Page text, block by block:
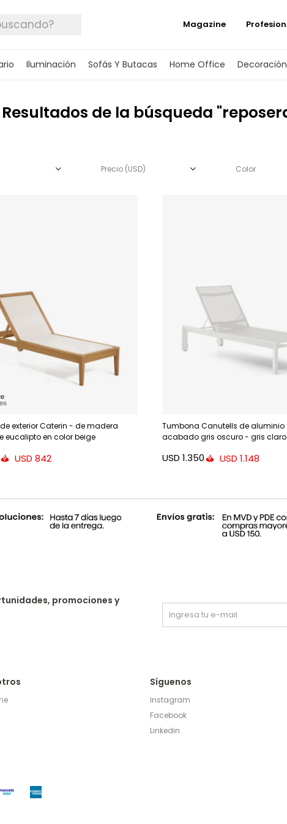
Iluminación Sofás Y Butacas Home Office Decoración
Magazine
Resultados de la búsqueda
exterior Caterin - de madera
eucalipto en color beige
USD 842
Tumbona Canutells de aluminio
acabado gris oscuro - gris claro
USD 1.350 USD 1.148
Precio (USD) Color
Síguenos
Instagram
Facebook
Linkedin
promociones y